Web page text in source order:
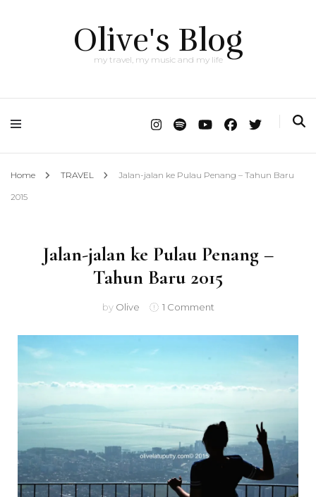
Olive's Blog
my travel, my music and my life
Home TRAVEL Jalan-jalan ke Pulau Penang – Tahun Baru
2015
Jalan-jalan ke Pulau Penang –
Tahun Baru 2015
by Olive 1 Commenton
jalan
Tahun
Baru
2015